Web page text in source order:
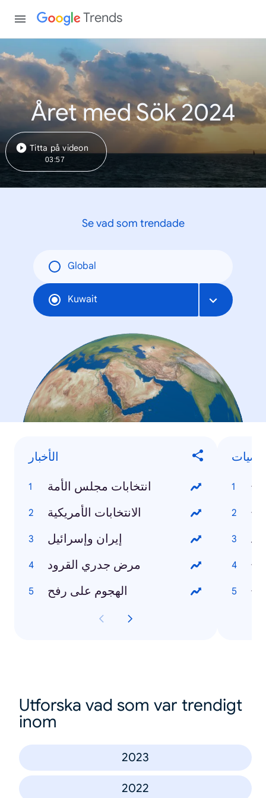
Trends
Året med Sök 2024
Titta på videon
03:57
Se vad som trendade
Global
Kuwait
الأخبار
انتخابات مجلس الأمة
الانتخابات الأمريكية
إيران وإسرائيل
مرض جدري القرود
الهجوم على رفح
Utforska vad som var trendigt
inom
2023
2022